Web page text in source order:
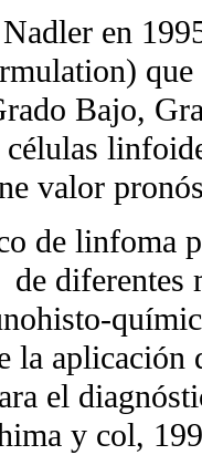
en
Bajo,
células
valor
de linfoma
de diferentes
la
el
y col,